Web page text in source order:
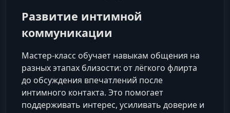
Развитие интимной
коммуникации
Мастер‑класс обучает навыкам общения на
разных этапах близости: от лёгкого флирта
до обсуждения впечатлений после
интимного контакта. Это помогает
поддерживать интерес, усиливать доверие и